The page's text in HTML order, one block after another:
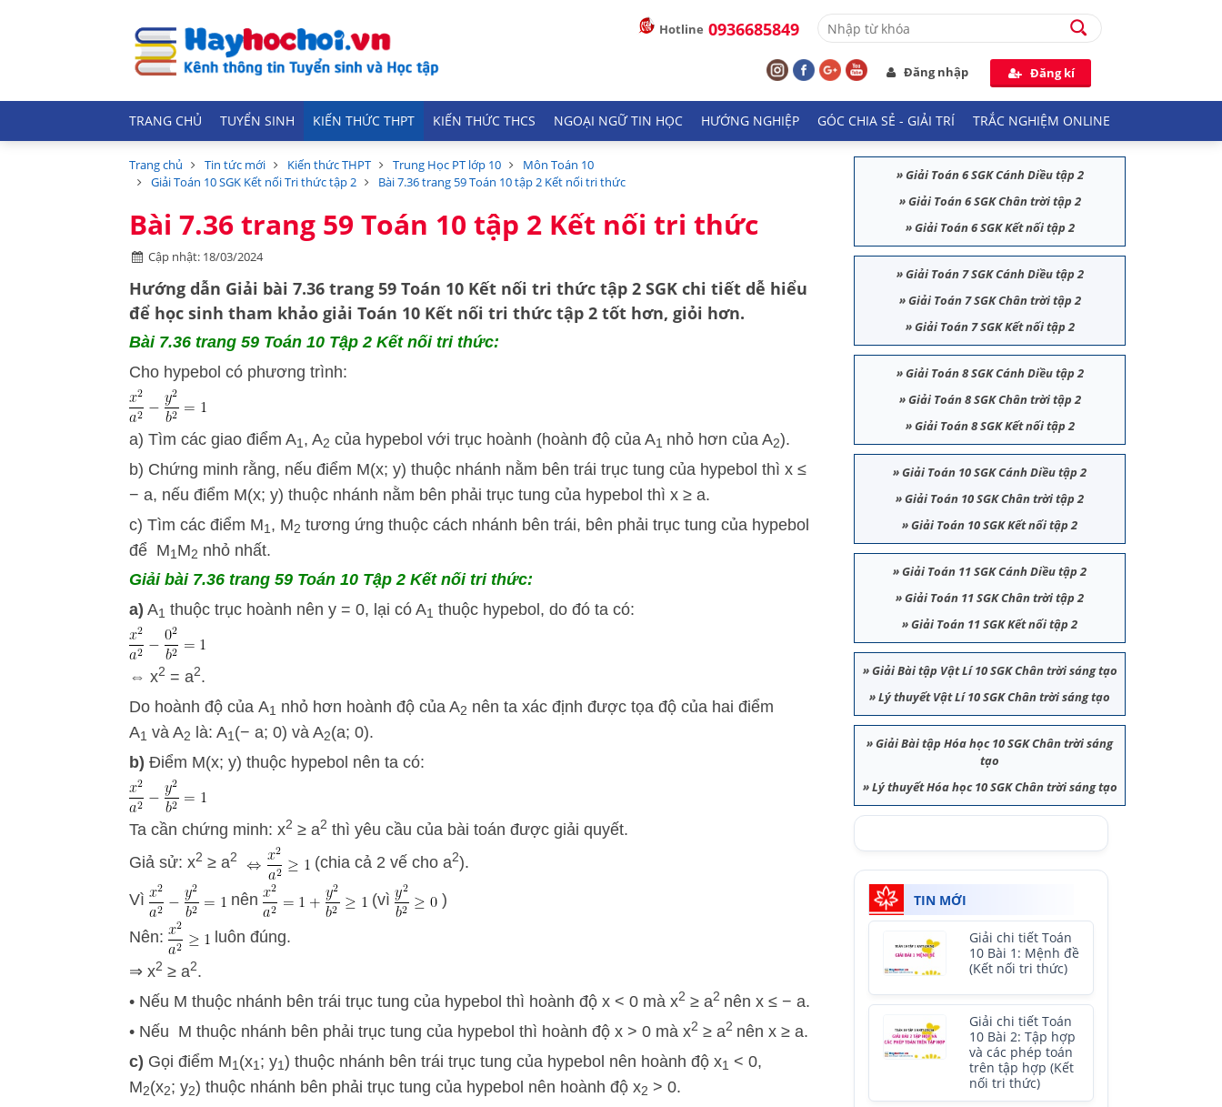
Hotline 0936685849
Đăng nhập Đăng kí
TRANG CHỦ TUYỂN SINH KIẾN THỨC THPT KIẾN THỨC THCS NGOẠI NGỮ TIN HỌC HƯỚNG NGHIỆP GÓC CHIA SẺ - GIẢI TRÍ TRẮC NGHIỆM ONLINE
Trang chủ Tin tức mới Kiến thức THPT Trung Học PT lớp 10
Môn Toán 10
Giải Toán 10 SGK Kết nối Tri thức tập 2
Bài 7.36 trang 59 Toán 10 tập 2 Kết nối tri thức
Bài 7.36 trang 59 Toán 10 tập 2 Kết nối tri thức
Cập nhật: 18/03/2024
Hướng dẫn Giải bài 7.36 trang 59 Toán 10 Kết nối tri thức tập 2 SGK chi tiết dễ hiểu
để học sinh tham khảo giải Toán 10 Kết nối tri thức tập 2 tốt hơn, giỏi hơn.
Bài 7.36 trang 59 Toán 10 Tập 2 Kết nối tri thức:
Cho hypebol có phương trình:
a) Tìm các giao điểm A1, A2 của hypebol với trục hoành (hoành độ của A1 nhỏ hơn của A2).
b) Chứng minh rằng, nếu điểm M(x; y) thuộc nhánh nằm bên trái trục tung của hypebol thì x ≤
− a, nếu điểm M(x; y) thuộc nhánh nằm bên phải trục tung của hypebol thì x ≥ a.
c) Tìm các điểm M1, M2 tương ứng thuộc cách nhánh bên trái, bên phải trục tung của hypebol
để M1M2 nhỏ nhất.
Giải bài 7.36 trang 59 Toán 10 Tập 2 Kết nối tri thức:
a) A1 thuộc trục hoành nên y = 0, lại có A1 thuộc hypebol, do đó ta có:
⇔ x2 = a2.
Do hoành độ của A1 nhỏ hơn hoành độ của A2 nên ta xác định được tọa độ của hai điểm
A1 và A2 là: A1(− a; 0) và A2(a; 0).
b) Điểm M(x; y) thuộc hypebol nên ta có:
Ta cần chứng minh: x2 ≥ a2 thì yêu cầu của bài toán được giải quyết.
Giả sử: x2 ≥ a2 (chia cả 2 vế cho a2).
Vì nên (vì )
Nên:
luôn đúng.
⇒ x2 ≥ a2.
• Nếu M thuộc nhánh bên trái trục tung của hypebol thì hoành độ x < 0 mà x2 ≥ a2 nên x ≤ − a.
• Nếu M thuộc nhánh bên phải trục tung của hypebol thì hoành độ x > 0 mà x2 ≥ a2 nên x ≥ a.
c) Gọi điểm M1(x1; y1) thuộc nhánh bên trái trục tung của hypebol nên hoành độ x1 < 0,
M2(x2; y2) thuộc nhánh bên phải trục tung của hypebol nên hoành độ x2 > 0.
»Giải Toán 6 SGK Cánh Diều tập 2
»Giải Toán 6 SGK Chân trời tập 2
»Giải Toán 6 SGK Kết nối tập 2
»Giải Toán 7 SGK Cánh Diều tập 2
»Giải Toán 7 SGK Chân trời tập 2
»Giải Toán 7 SGK Kết nối tập 2
»Giải Toán 8 SGK Cánh Diều tập 2
»Giải Toán 8 SGK Chân trời tập 2
»Giải Toán 8 SGK Kết nối tập 2
»Giải Toán 10 SGK Cánh Diều tập 2
»Giải Toán 10 SGK Chân trời tập 2
»Giải Toán 10 SGK Kết nối tập 2
»Giải Toán 11 SGK Cánh Diều tập 2
»Giải Toán 11 SGK Chân trời tập 2
»Giải Toán 11 SGK Kết nối tập 2
»Giải Bài tập Vật Lí 10 SGK Chân trời sáng tạo
»Lý thuyết Vật Lí 10 SGK Chân trời sáng tạo
»Giải Bài tập Hóa học 10 SGK Chân trời sáng
tạo
»Lý thuyết Hóa học 10 SGK Chân trời sáng tạo
TIN MỚI
Giải chi tiết Toán
10 Bài 1: Mệnh đề
(Kết nối tri thức)
Giải chi tiết Toán
10 Bài 2: Tập hợp
và các phép toán
trên tập hợp (Kết
nối tri thức)